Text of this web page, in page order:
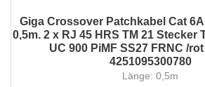
Giga Crossover Patchkabel Cat
0,5m. 2 x RJ 45 HRS TM 21 Stecker
UC 900 PiMF SS27 FRNC /
4251095300780
Länge: 0,5m